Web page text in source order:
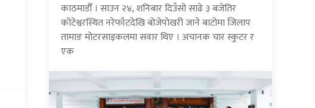
काठमाडौँ । साउन २४, शनिबार दिउँसो साढे ३ बजेतिर
कोटेश्वरस्थित नरेफाँटदेखि बोजेपोखरी जाने बाटोमा जिलाप
तामाङ मोटरसाइकलमा सवार थिए । अचानक चार स्कुटर र
एक